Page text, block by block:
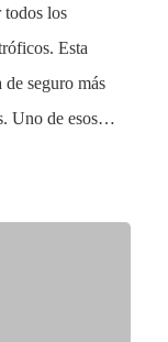
todos los
Esta
seguro más
Uno de esos…